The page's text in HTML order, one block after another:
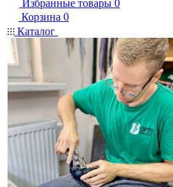
Избранные товары 0
Корзина 0
Каталог